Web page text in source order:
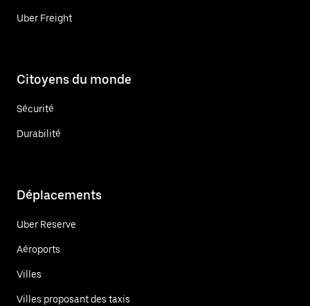
Uber Freight
Citoyens du monde
Sécurité
Durabilité
Déplacements
Uber Reserve
Aéroports
Villes
Villes proposant des taxis